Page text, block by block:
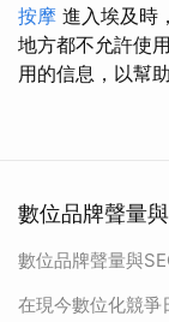
按摩 進入埃及時
地方都不允許使
用的信息，以幫
數位品牌聲量
數位品牌聲量與
在現今數位化競爭